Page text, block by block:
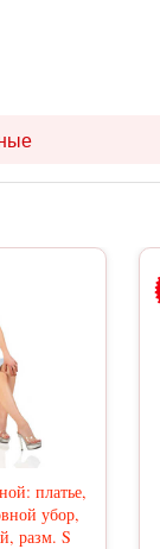
платье,
убор,
разм. S